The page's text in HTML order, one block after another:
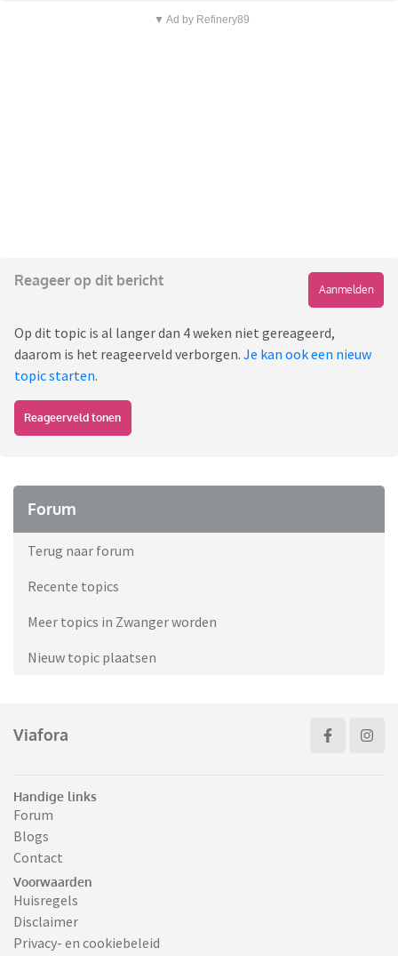
▼ Ad by Refinery89
Reageer op dit bericht
Aanmelden
Op dit topic is al langer dan 4 weken niet gereageerd,
daarom is het reageerveld verborgen. Je kan ook een nieuw
topic starten.
Reageerveld tonen
Forum
Terug naar forum
Recente topics
Meer topics in Zwanger worden
Nieuw topic plaatsen
Viafora
Handige links
Forum
Blogs
Contact
Voorwaarden
Huisregels
Disclaimer
Privacy- en cookiebeleid